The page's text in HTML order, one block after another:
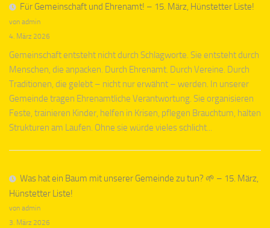
Für Gemeinschaft und Ehrenamt! – 15. März, Hünstetter Liste!
von admin
4. März 2026
Gemeinschaft entsteht nicht durch Schlagworte. Sie entsteht durch
Menschen, die anpacken. Durch Ehrenamt. Durch Vereine. Durch
Traditionen, die gelebt – nicht nur erwähnt – werden. In unserer
Gemeinde tragen Ehrenamtliche Verantwortung. Sie organisieren
Feste, trainieren Kinder, helfen in Krisen, pflegen Brauchtum, halten
Strukturen am Laufen. Ohne sie würde vieles schlicht...
Was hat ein Baum mit unserer Gemeinde zu tun? 🌱 – 15. März,
Hünstetter Liste!
von admin
3. März 2026